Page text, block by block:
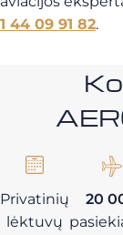
1 44 09 91 82.
Privatinių
lėktuvų
20